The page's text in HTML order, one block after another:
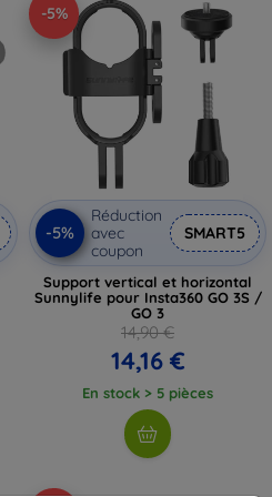
-5%
-5%
Réduction
avec
coupon
SMART5
Support vertical et horizontal
Sunnylife pour Insta360 GO 3S /
GO 3
14,90 €
14,16 €
En stock > 5 pièces